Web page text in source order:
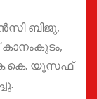
ബിജു,
യൂസഫ്